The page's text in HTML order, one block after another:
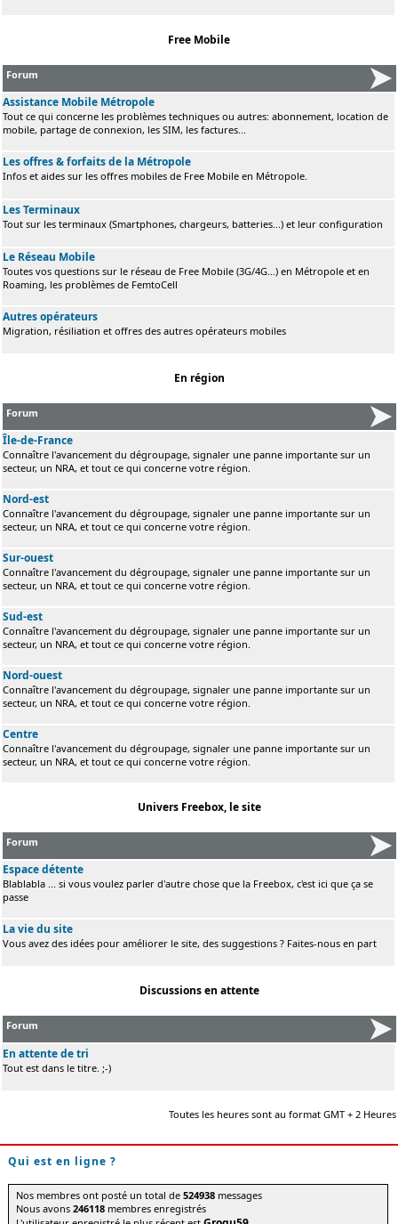
Free Mobile
Forum
Assistance Mobile Métropole
Tout ce qui concerne les problèmes techniques ou autres: abonnement, location de
mobile, partage de connexion, les SIM, les factures...
Les offres & forfaits de la Métropole
Infos et aides sur les offres mobiles de Free Mobile en Métropole.
Les Terminaux
Tout sur les terminaux (Smartphones, chargeurs, batteries...) et leur configuration
Le Réseau Mobile
Toutes vos questions sur le réseau de Free Mobile (3G/4G...) en Métropole et en
Roaming, les problèmes de FemtoCell
Autres opérateurs
Migration, résiliation et offres des autres opérateurs mobiles
En région
Forum
Île-de-France
Connaître l'avancement du dégroupage, signaler une panne importante sur un
secteur, un NRA, et tout ce qui concerne votre région.
Nord-est
Connaître l'avancement du dégroupage, signaler une panne importante sur un
secteur, un NRA, et tout ce qui concerne votre région.
Sur-ouest
Connaître l'avancement du dégroupage, signaler une panne importante sur un
secteur, un NRA, et tout ce qui concerne votre région.
Sud-est
Connaître l'avancement du dégroupage, signaler une panne importante sur un
secteur, un NRA, et tout ce qui concerne votre région.
Nord-ouest
Connaître l'avancement du dégroupage, signaler une panne importante sur un
secteur, un NRA, et tout ce qui concerne votre région.
Centre
Connaître l'avancement du dégroupage, signaler une panne importante sur un
secteur, un NRA, et tout ce qui concerne votre région.
Univers Freebox, le site
Forum
Espace détente
Blablabla ... si vous voulez parler d'autre chose que la Freebox, c'est ici que ça se
passe
La vie du site
Vous avez des idées pour améliorer le site, des suggestions ? Faites-nous en part
Discussions en attente
Forum
En attente de tri
Tout est dans le titre. ;-)
Toutes les heures sont au format GMT + 2 Heures
Qui est en ligne ?
Nos membres ont posté un total de524938 messages
Nous avons246118 membres enregistrés